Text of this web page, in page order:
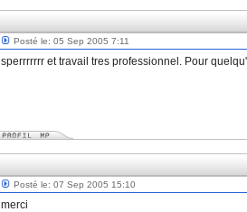
Posté le: 05 Sep 2005 7:11
sperrrrrrr et travail tres professionnel. Pour
Posté le: 07 Sep 2005 15:10
merci